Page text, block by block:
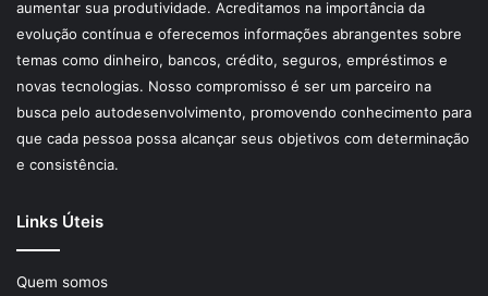
aumentar sua produtividade. Acreditamos na importância da
evolução contínua e oferecemos informações abrangentes sobre
temas como dinheiro, bancos, crédito, seguros, empréstimos e
novas tecnologias. Nosso compromisso é ser um parceiro na
busca pelo autodesenvolvimento, promovendo conhecimento para
que cada pessoa possa alcançar seus objetivos com determinação
e consistência.
Links Úteis
Quem somos